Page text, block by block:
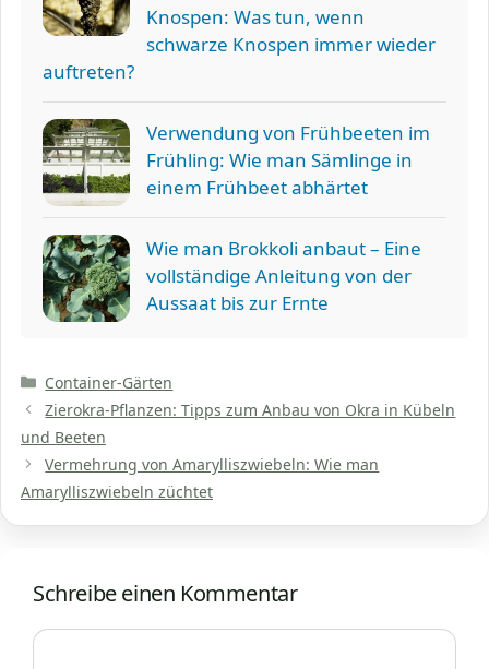
Knospen: Was tun, wenn
schwarze Knospen immer wieder
auftreten?
Verwendung von Frühbeeten im
Frühling: Wie man Sämlinge in
einem Frühbeet abhärtet
Wie man Brokkoli anbaut – Eine
vollständige Anleitung von der
Aussaat bis zur Ernte
Kategorien
Container-Gärten
Zierokra-Pflanzen: Tipps zum Anbau von Okra in Kübeln
und Beeten
Vermehrung von Amarylliszwiebeln: Wie man
Amarylliszwiebeln züchtet
Schreibe einen Kommentar
Kommentar